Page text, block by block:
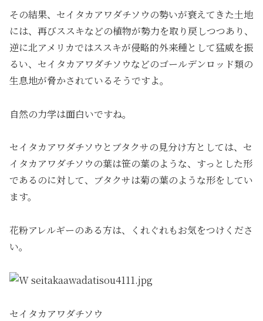
その結果、セイタカアワダチソウの勢いが衰えてきた土地
には、再びススキなどの植物が勢力を取り戻しつつあり、
逆に北アメリカではススキが侵略的外来種として猛威を振
るい、セイタカアワダチソウなどのゴールデンロッド類の
生息地が脅かされているそうですよ。
自然の力学は面白いですね。
セイタカアワダチソウとブタクサの見分け方としては、セ
イタカアワダチソウの葉は笹の葉のような、すっとした形
であるのに対して、ブタクサは菊の葉のような形をしてい
ます。
花粉アレルギーのある方は、くれぐれもお気をつけくださ
い。
セイタカアワダチソウ